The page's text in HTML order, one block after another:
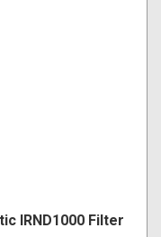
IRND1000 Filter